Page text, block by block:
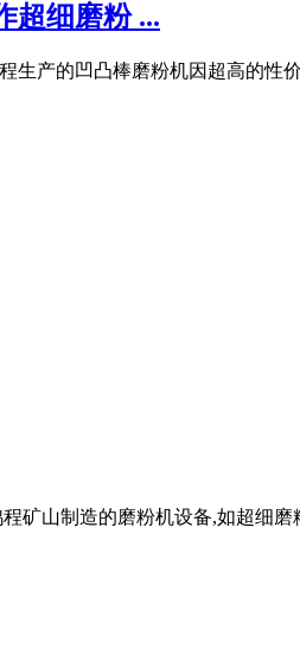
超细磨粉 ...
产的凹凸棒磨粉机因超高的性
矿山制造的磨粉机设备,如超细